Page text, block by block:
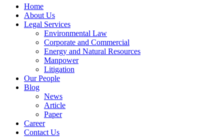
Home
About Us
Legal Services
Environmental Law
Corporate and Commercial
Energy and Natural Resources
Manpower
Litigation
Our People
Blog
News
Article
Paper
Career
Contact Us